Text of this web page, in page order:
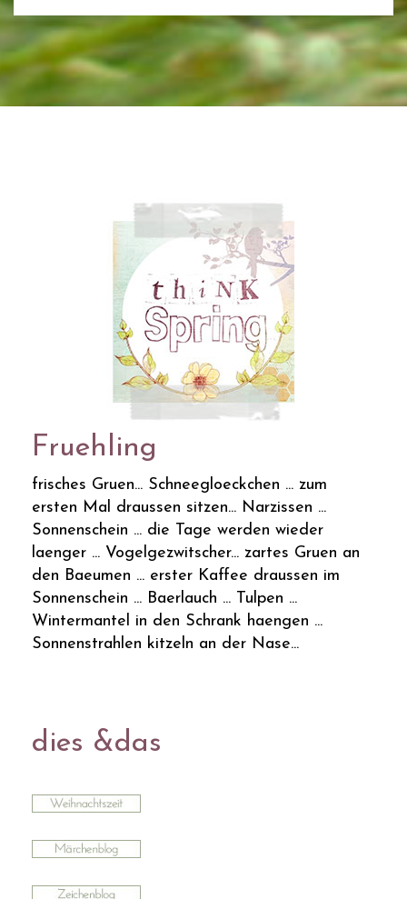
Fruehling
frisches Gruen... Schneegloeckchen ... zum
ersten Mal draussen sitzen... Narzissen ...
Sonnenschein ... die Tage werden wieder
laenger ... Vogelgezwitscher... zartes Gruen an
den Baeumen ... erster Kaffee draussen im
Sonnenschein ... Baerlauch ... Tulpen ...
Wintermantel in den Schrank haengen ...
Sonnenstrahlen kitzeln an der Nase...
dies &das